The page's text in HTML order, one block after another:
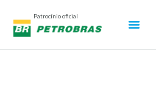
Patrocínio oficial